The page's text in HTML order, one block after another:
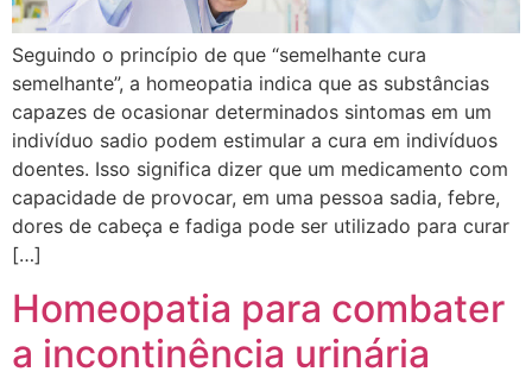
Seguindo o princípio de que “semelhante cura
semelhante”, a homeopatia indica que as substâncias
capazes de ocasionar determinados sintomas em um
indivíduo sadio podem estimular a cura em indivíduos
doentes. Isso significa dizer que um medicamento com
capacidade de provocar, em uma pessoa sadia, febre,
dores de cabeça e fadiga pode ser utilizado para curar
[…]
Homeopatia para combater
a incontinência urinária